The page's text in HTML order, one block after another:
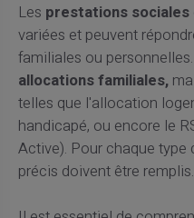
Les prestations sociales
variées et peuvent
familiales ou
allocations familiales,
telles que l'allocation
handicapé, ou encore le
Active). Pour chaque type
précis doivent être remplis.